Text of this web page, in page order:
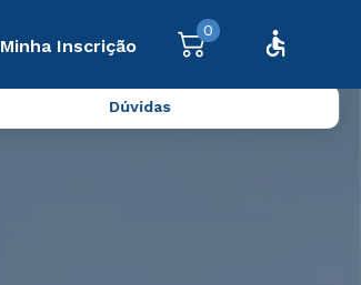
Minha Inscrição
0
Dúvidas